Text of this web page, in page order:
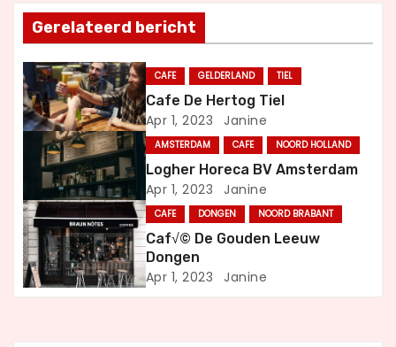
t
n
a
v
g
a
t
Gerelateerd bericht
CAFE GELDERLAND TIEL
Cafe De Hertog Tiel
Apr 1, 2023 Janine
AMSTERDAM CAFE NOORD HOLLAND
Logher Horeca BV Amsterdam
Apr 1, 2023 Janine
CAFE DONGEN NOORD BRABANT
Caf√© De Gouden Leeuw
Dongen
Apr 1, 2023 Janine